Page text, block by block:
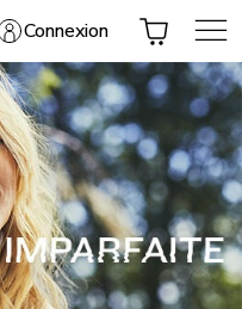
Connexion